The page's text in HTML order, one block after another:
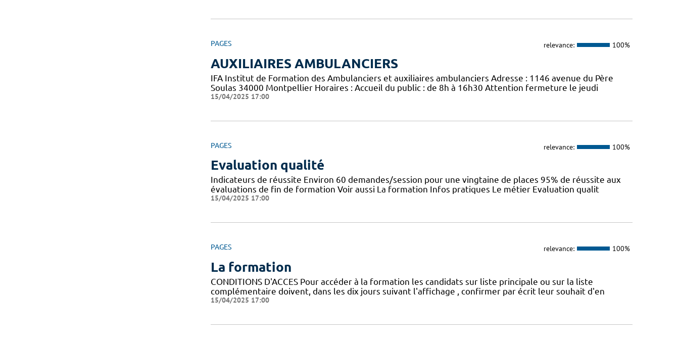
PAGES relevance: 100%
AUXILIAIRES AMBULANCIERS
IFA Institut de Formation des Ambulanciers et auxiliaires ambulanciers Adresse : 1146 avenue du Père
Soulas 34000 Montpellier Horaires : Accueil du public : de 8h à 16h30 Attention fermeture le jeudi
15/04/2025 17:00
PAGES relevance: 100%
Evaluation qualité
Indicateurs de réussite Environ 60 demandes/session pour une vingtaine de places 95% de réussite aux
évaluations de fin de formation Voir aussi La formation Infos pratiques Le métier Evaluation qualit
15/04/2025 17:00
PAGES relevance: 100%
La formation
CONDITIONS D'ACCES Pour accéder à la formation les candidats sur liste principale ou sur la liste
complémentaire doivent, dans les dix jours suivant l'affichage , confirmer par écrit leur souhait d'en
15/04/2025 17:00